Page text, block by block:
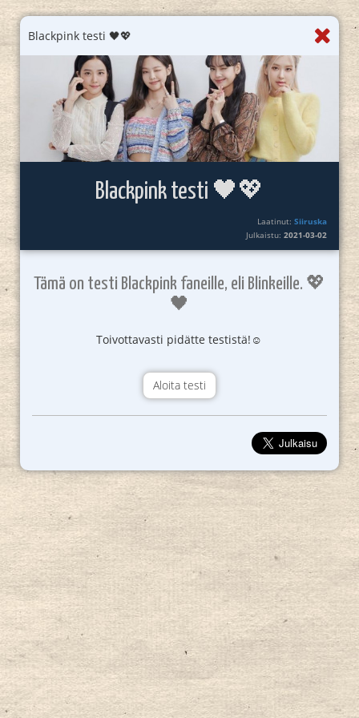
Blackpink testi 🖤💖
Blackpink testi 🖤💖
Laatinut:Siiruska
Julkaistu:2021-03-02
Tämä on testi Blackpink faneille, eli Blinkeille. 💖
🖤
Toivottavasti pidätte testistä!☺
Aloita testi